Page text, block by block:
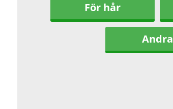
För hår
Andra